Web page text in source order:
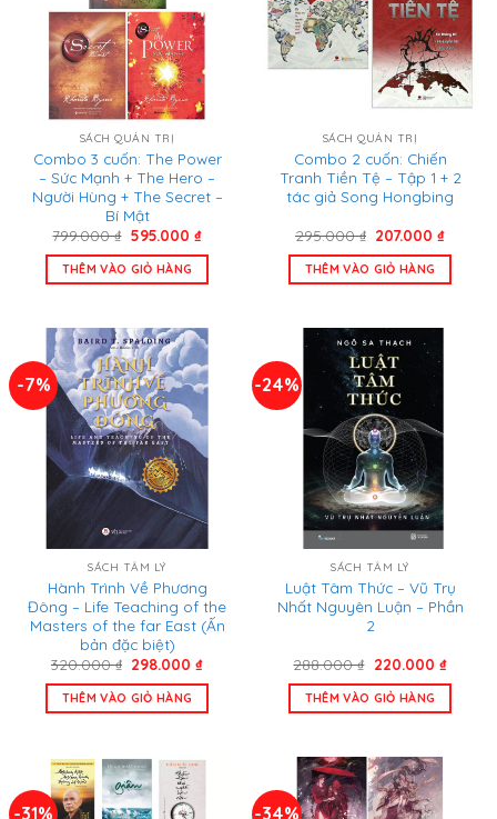
SÁCH QUẢN TRỊ
Combo 3 cuốn: The Power
– Sức Mạnh + The Hero –
Người Hùng + The Secret –
Bí Mật
799.000₫ Giá
là:
799.000 ₫.
595.000 ₫Giá
tại
THÊM VÀO GIỎ HÀNG
SÁCH QUẢN TRỊ
Combo 2 cuốn: Chiến
Tranh Tiền Tệ – Tập 1 + 2
tác giả Song Hongbing
295.000₫ Giá
là:
295.000 ₫.
207.000₫Giá
tại
THÊM VÀO GIỎ HÀNG
-7%
SÁCH TÂM LÝ
Hành Trình Về Phương
Đông – Life Teaching of the
Masters of the far East (Ấn
bản đặc biệt)
320.000₫ Giá
là:
320.000 ₫.
298.000₫Giá
tại
THÊM VÀO GIỎ HÀNG
-24%
SÁCH TÂM LÝ
Luật Tâm Thức – Vũ Trụ
Nhất Nguyên Luận – Phần
2
288.000₫ Giá
là:
288.000 ₫.
220.000 ₫Giá
tại
THÊM VÀO GIỎ HÀNG
-31% -34%